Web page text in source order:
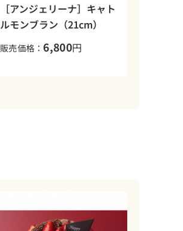
［アンジェリーナ］キャト
ルモンブラン（21cm）
販売価格： 6,800円